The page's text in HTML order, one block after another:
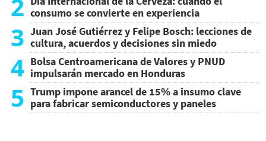
2 consumo se convierte en experiencia
3 Juan José Gutiérrez y Felipe Bosch: lecciones de
cultura, acuerdos y decisiones sin miedo
4 Bolsa Centroamericana de Valores y PNUD
impulsarán mercado en Honduras
5 Trump impone arancel de 15% a insumo clave
para fabricar semiconductores y paneles